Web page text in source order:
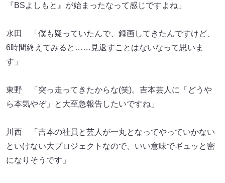
『BSよしもと』が始まったなって感じですよね」
水田 「僕も疑っていたんで、録画してきたんですけど、
6時間終えてみると……見返すことはないなって思いま
す」
東野 「突っ走ってきたからな(笑)。吉本芸人に「どうや
ら本気やぞ」と大至急報告したいですね」
川西 「吉本の社員と芸人が一丸となってやっていかない
といけない大プロジェクトなので、いい意味でギュッと密
になりそうです」